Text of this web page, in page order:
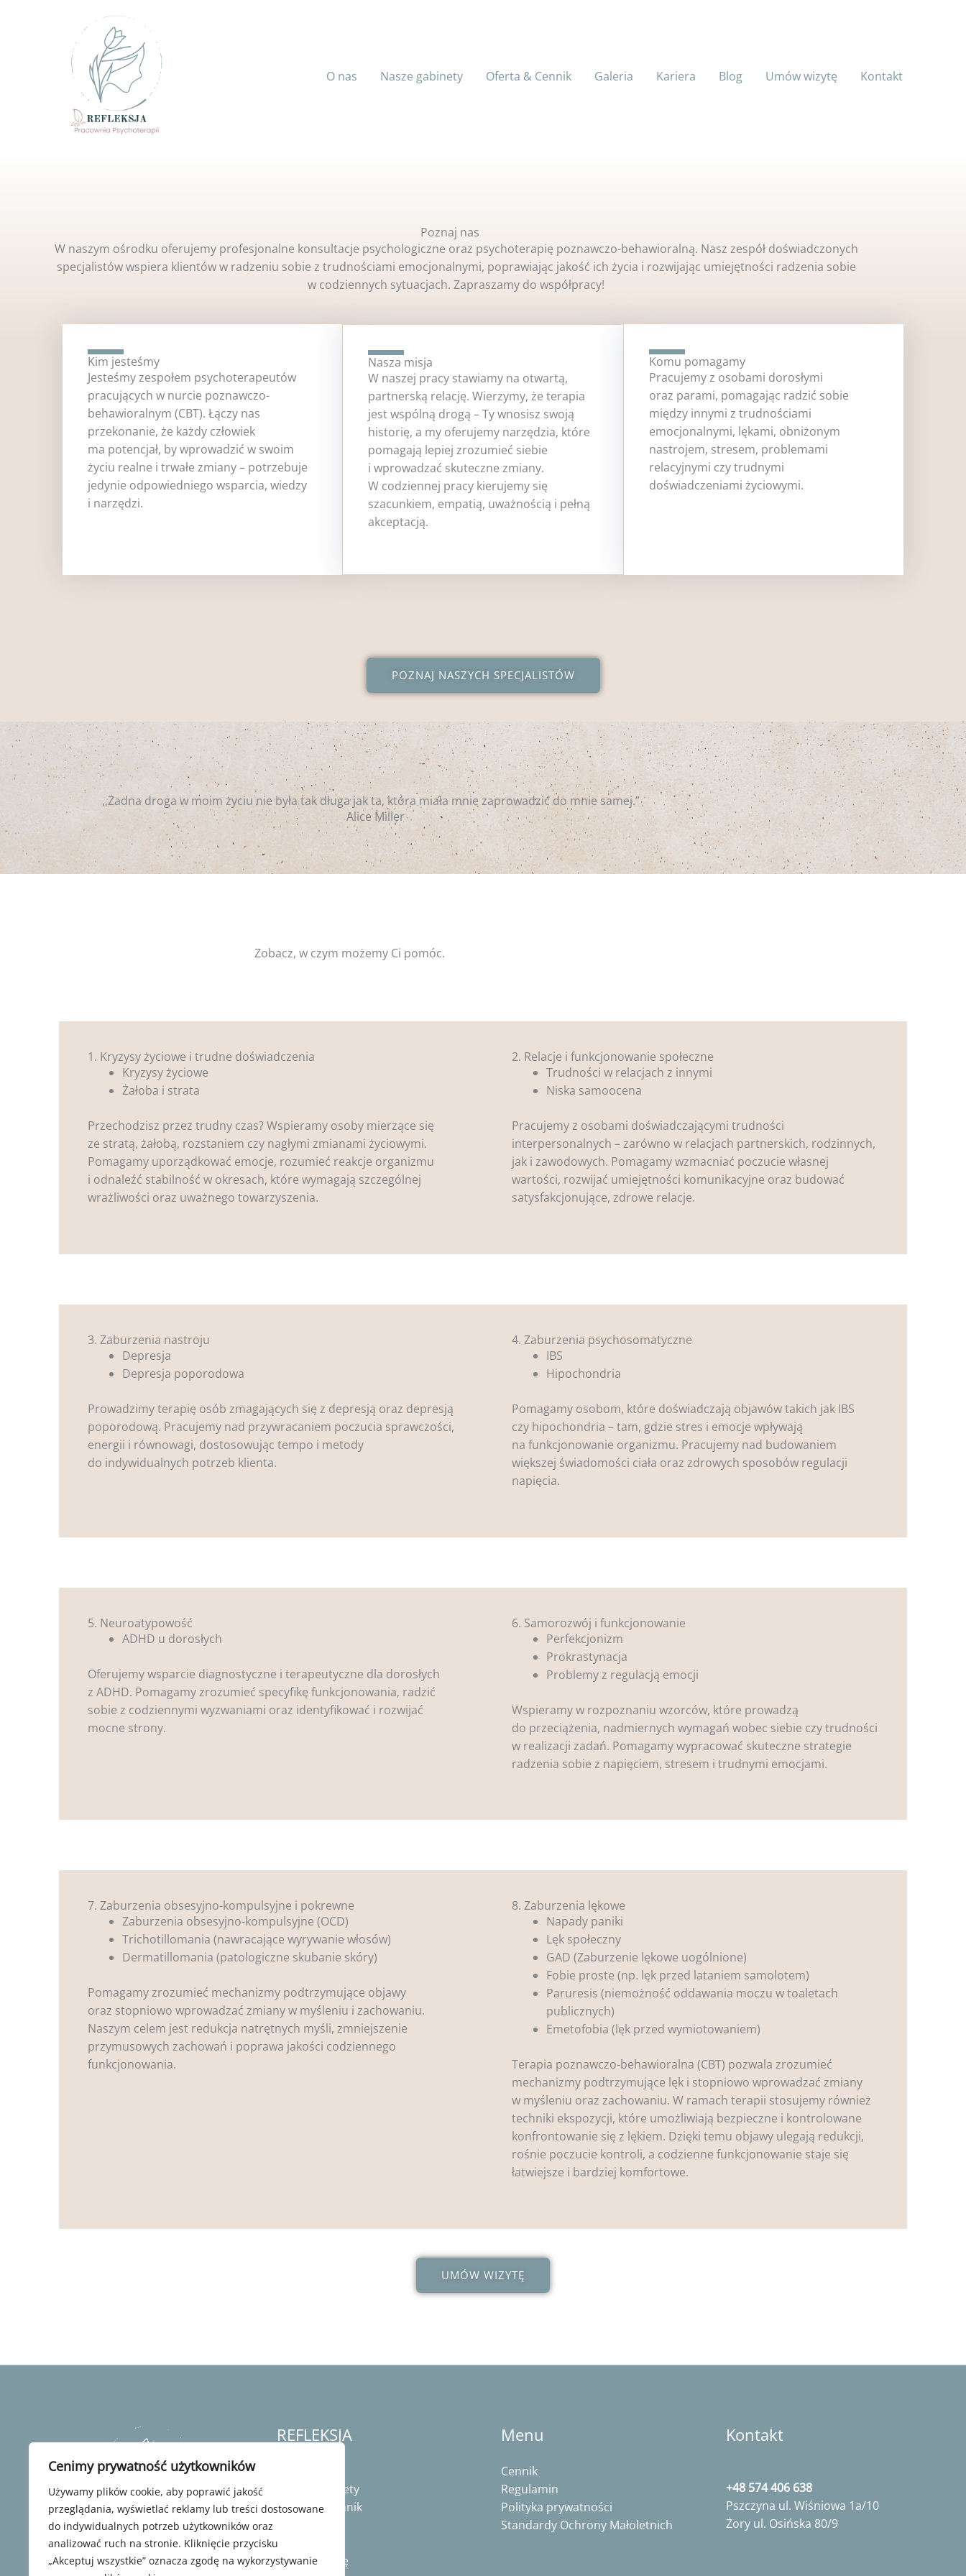
Cenimy prywatność użytkowników
Używamy plików cookie, aby poprawić jakość
przeglądania, wyświetlać reklamy lub treści dostosowane
do indywidualnych potrzeb użytkowników oraz
analizować ruch na stronie. Kliknięcie przycisku
„Akceptuj wszystkie” oznacza zgodę na wykorzystywanie
O nas Nasze gabinety Oferta & Cennik Galeria Kariera Blog Umów wizytę Kontakt
Poznaj nas​
W naszym ośrodku oferujemy profesjonalne konsultacje psychologiczne oraz psychoterapię poznawczo-behawioralną. Nasz zespół doświadczonych
specjalistów wspiera klientów w radzeniu sobie z trudnościami emocjonalnymi, poprawiając jakość ich życia i rozwijając umiejętności radzenia sobie
w codziennych sytuacjach. Zapraszamy do współpracy!
Kim jesteśmy
Jesteśmy zespołem psychoterapeutów
pracujących w nurcie poznawczo-
behawioralnym (CBT). Łączy nas
przekonanie, że każdy człowiek
ma potencjał, by wprowadzić w swoim
życiu realne i trwałe zmiany – potrzebuje
jedynie odpowiedniego wsparcia, wiedzy
i narzędzi.
Nasza misja
W naszej pracy stawiamy na otwartą,
partnerską relację. Wierzymy, że terapia
jest wspólną drogą – Ty wnosisz swoją
historię, a my oferujemy narzędzia, które
pomagają lepiej zrozumieć siebie
i wprowadzać skuteczne zmiany.
W codziennej pracy kierujemy się
szacunkiem, empatią, uważnością i pełną
akceptacją.
Komu pomagamy
Pracujemy z osobami dorosłymi
oraz parami, pomagając radzić sobie
między innymi z trudnościami
emocjonalnymi, lękami, obniżonym
nastrojem, stresem, problemami
relacyjnymi czy trudnymi
doświadczeniami życiowymi.
POZNAJ NASZYCH SPECJALISTÓW
,,Żadna droga w moim życiu nie była tak długa jak ta, która miała mnie zaprowadzić do mnie samej.”
Alice Miller
Zobacz, w czym możemy Ci pomóc.
1. Kryzysy życiowe i trudne doświadczenia
Kryzysy życiowe
Żałoba i strata
Przechodzisz przez trudny czas? Wspieramy osoby mierzące się
ze stratą, żałobą, rozstaniem czy nagłymi zmianami życiowymi.
Pomagamy uporządkować emocje, rozumieć reakcje organizmu
i odnaleźć stabilność w okresach, które wymagają szczególnej
wrażliwości oraz uważnego towarzyszenia.
2. Relacje i funkcjonowanie społeczne
Trudności w relacjach z innymi
Niska samoocena
Pracujemy z osobami doświadczającymi trudności
interpersonalnych – zarówno w relacjach partnerskich, rodzinnych,
jak i zawodowych. Pomagamy wzmacniać poczucie własnej
wartości, rozwijać umiejętności komunikacyjne oraz budować
satysfakcjonujące, zdrowe relacje.
3. Zaburzenia nastroju
Depresja
Depresja poporodowa
Prowadzimy terapię osób zmagających się z depresją oraz depresją
poporodową. Pracujemy nad przywracaniem poczucia sprawczości,
energii i równowagi, dostosowując tempo i metody
do indywidualnych potrzeb klienta.
4. Zaburzenia psychosomatyczne
IBS
Hipochondria
Pomagamy osobom, które doświadczają objawów takich jak IBS
czy hipochondria – tam, gdzie stres i emocje wpływają
na funkcjonowanie organizmu. Pracujemy nad budowaniem
większej świadomości ciała oraz zdrowych sposobów regulacji
napięcia.
5. Neuroatypowość
ADHD u dorosłych
Oferujemy wsparcie diagnostyczne i terapeutyczne dla dorosłych
z ADHD. Pomagamy zrozumieć specyfikę funkcjonowania, radzić
sobie z codziennymi wyzwaniami oraz identyfikować i rozwijać
mocne strony.
6. Samorozwój i funkcjonowanie
Perfekcjonizm
Prokrastynacja
Problemy z regulacją emocji
Wspieramy w rozpoznaniu wzorców, które prowadzą
do przeciążenia, nadmiernych wymagań wobec siebie czy trudności
w realizacji zadań. Pomagamy wypracować skuteczne strategie
radzenia sobie z napięciem, stresem i trudnymi emocjami.
7. Zaburzenia obsesyjno-kompulsyjne i pokrewne
Zaburzenia obsesyjno-kompulsyjne (OCD)
Trichotillomania (nawracające wyrywanie włosów)
Dermatillomania (patologiczne skubanie skóry)
Pomagamy zrozumieć mechanizmy podtrzymujące objawy
oraz stopniowo wprowadzać zmiany w myśleniu i zachowaniu.
Naszym celem jest redukcja natrętnych myśli, zmniejszenie
przymusowych zachowań i poprawa jakości codziennego
funkcjonowania.
8. Zaburzenia lękowe
Napady paniki
Lęk społeczny
GAD (Zaburzenie lękowe uogólnione)
Fobie proste (np. lęk przed lataniem samolotem)
Paruresis (niemożność oddawania moczu w toaletach
publicznych)
Emetofobia (lęk przed wymiotowaniem)
Terapia poznawczo-behawioralna (CBT) pozwala zrozumieć
mechanizmy podtrzymujące lęk i stopniowo wprowadzać zmiany
w myśleniu oraz zachowaniu. W ramach terapii stosujemy również
techniki ekspozycji, które umożliwiają bezpieczne i kontrolowane
konfrontowanie się z lękiem. Dzięki temu objawy ulegają redukcji,
rośnie poczucie kontroli, a codzienne funkcjonowanie staje się
łatwiejsze i bardziej komfortowe.
UMÓW WIZYTĘ
REFLEKSJA
Nasze gabinety
Oferta & Cennik
Kariera
Umów wizytę
Menu
Cennik
Regulamin
Polityka prywatności
Standardy Ochrony Małoletnich
Kontakt
+48 574 406 638
Pszczyna ul. Wiśniowa 1a/10
Żory ul. Osińska 80/9